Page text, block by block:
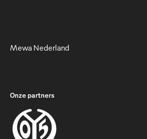
Mewa Nederland
Onze partners